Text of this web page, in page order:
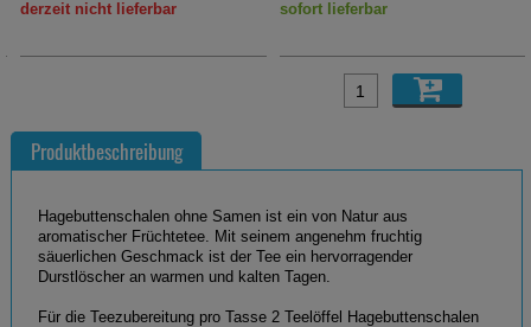
derzeit nicht lieferbar sofort lieferbar
Produktbeschreibung
Hagebuttenschalen ohne Samen ist ein von Natur aus
aromatischer Früchtetee. Mit seinem angenehm fruchtig
säuerlichen Geschmack ist der Tee ein hervorragender
Durstlöscher an warmen und kalten Tagen.
Für die Teezubereitung pro Tasse 2 Teelöffel Hagebuttenschalen